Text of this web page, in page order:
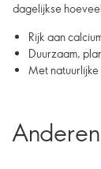
dagelijkse
Rijk aan
Duurzaam,
Met